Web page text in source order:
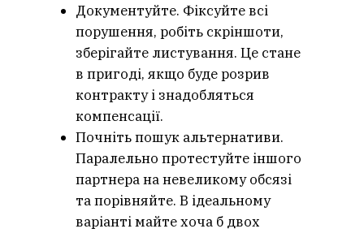
Документуйте. Фіксуйте всі
порушення, робіть скріншоти,
зберігайте листування. Це стане
в пригоді, якщо буде розрив
контракту і знадобляться
компенсації.
Почніть пошук альтернативи.
Паралельно протестуйте іншого
партнера на невеликому обсязі
та порівняйте. В ідеальному
варіанті майте хоча б двох